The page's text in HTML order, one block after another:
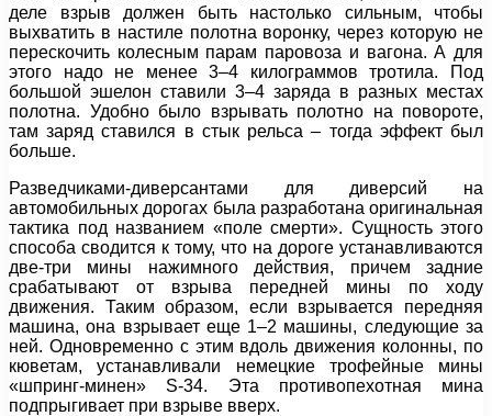
деле взрыв должен быть настолько сильным, чтобы
выхватить в настиле полотна воронку, через которую не
перескочить колесным парам паровоза и вагона. А для
этого надо не менее 3–4 килограммов тротила. Под
большой эшелон ставили 3–4 заряда в разных местах
полотна. Удобно было взрывать полотно на повороте,
там заряд ставился в стык рельса – тогда эффект был
больше.
Разведчиками-диверсантами для диверсий на
автомобильных дорогах была разработана оригинальная
тактика под названием «поле смерти». Сущность этого
способа сводится к тому, что на дороге устанавливаются
две-три мины нажимного действия, причем задние
срабатывают от взрыва передней мины по ходу
движения. Таким образом, если взрывается передняя
машина, она взрывает еще 1–2 машины, следующие за
ней. Одновременно с этим вдоль движения колонны, по
кюветам, устанавливали немецкие трофейные мины
«шпринг-минен» S-34. Эта противопехотная мина
подпрыгивает при взрыве вверх.